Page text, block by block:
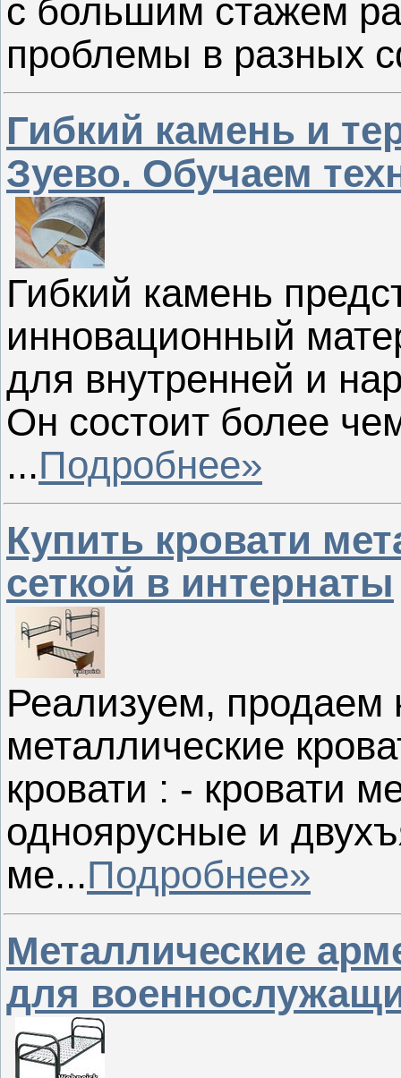
с большим стажем
проблемы в разных
Гибкий камень и
Зуево. Обучаем
Гибкий камень
инновационный
для внутренней и
Он состоит более
...Подробнее»
Купить кровати
сеткой в интернаты
Реализуем,
металлические
кровати : - кровати
одноярусные и
ме...Подробнее»
Металлические
для